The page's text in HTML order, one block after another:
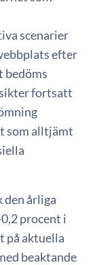
scenarier
efter
bedöms
fortsatt
som alltjämt
årliga
procent i
på aktuella
beaktande